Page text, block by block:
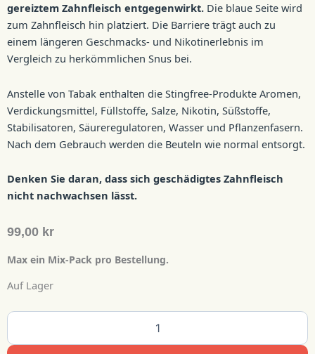
gereiztem Zahnfleisch entgegenwirkt. Die blaue Seite wird
zum Zahnfleisch hin platziert. Die Barriere trägt auch zu
einem längeren Geschmacks- und Nikotinerlebnis im
Vergleich zu herkömmlichen Snus bei.
Anstelle von Tabak enthalten die Stingfree-Produkte Aromen,
Verdickungsmittel, Füllstoffe, Salze, Nikotin, Süßstoffe,
Stabilisatoren, Säureregulatoren, Wasser und Pflanzenfasern.
Nach dem Gebrauch werden die Beuteln wie normal entsorgt.
Denken Sie daran, dass sich geschädigtes Zahnfleisch
nicht nachwachsen lässt.
99,00 kr
Max ein Mix-Pack pro Bestellung.
Auf Lager
Stingfree
3